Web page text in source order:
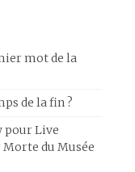
mot de la
de la fin ?
pour Live
Morte du Musée